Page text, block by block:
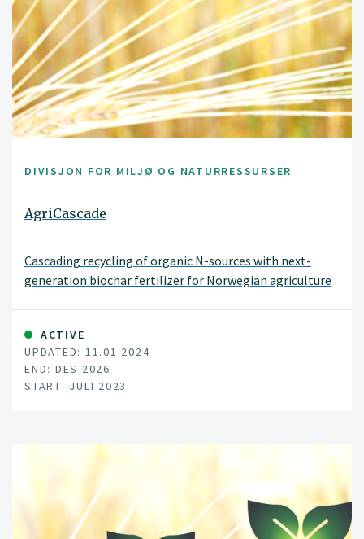
DIVISJON FOR MILJØ OG NATURRESSURSER
AgriCascade
Cascading recycling of organic N-sources with next-
generation biochar fertilizer for Norwegian agriculture
ACTIVE
UPDATED: 11.01.2024
END: DES 2026
START: JULI 2023